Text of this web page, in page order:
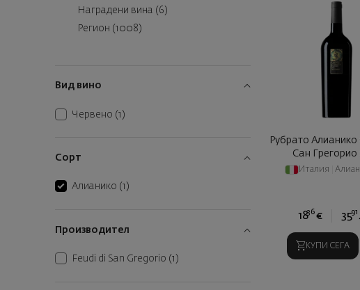
Наградени вина (6)
Регион (1008)
Вид вино
Червено (1)
Сорт
Алианико (1)
Производител
Feudi di San Gregorio (1)
Рубрато
Сан Грегорио
Италия
1836 € 3591
КУПИ СЕГА